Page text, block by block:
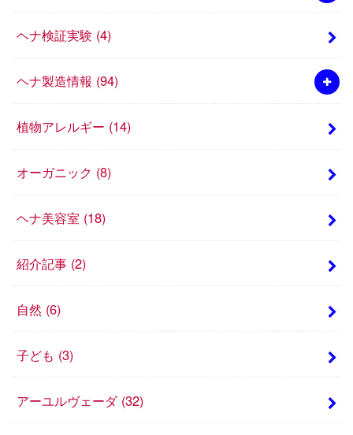
ヘナ検証実験 (4)
ヘナ製造情報 (94)
植物アレルギー (14)
オーガニック (8)
ヘナ美容室 (18)
紹介記事 (2)
自然 (6)
子ども (3)
アーユルヴェーダ (32)